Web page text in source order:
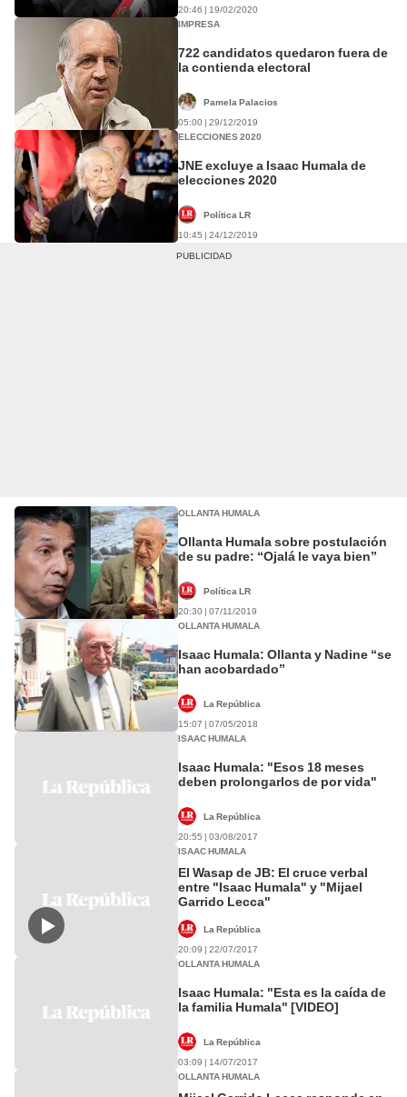
20:46 | 19/02/2020
IMPRESA
722 candidatos quedaron fuera de
la contienda electoral
Pamela Palacios
05:00 | 29/12/2019
ELECCIONES 2020
JNE excluye a Isaac Humala de
elecciones 2020
Política LR
10:45 | 24/12/2019
OLLANTA HUMALA
Ollanta Humala sobre postulación
de su padre: “Ojalá le vaya bien”
Política LR
20:30 | 07/11/2019
OLLANTA HUMALA
Isaac Humala: Ollanta y Nadine “se
han acobardado”
La República
15:07 | 07/05/2018
ISAAC HUMALA
Isaac Humala: "Esos 18 meses
deben prolongarlos de por vida"
La República
20:55 | 03/08/2017
ISAAC HUMALA
El Wasap de JB: El cruce verbal
entre "Isaac Humala" y "Mijael
Garrido Lecca"
La República
20:09 | 22/07/2017
OLLANTA HUMALA
Isaac Humala: "Esta es la caída de
la familia Humala" [VIDEO]
La República
03:09 | 14/07/2017
OLLANTA HUMALA